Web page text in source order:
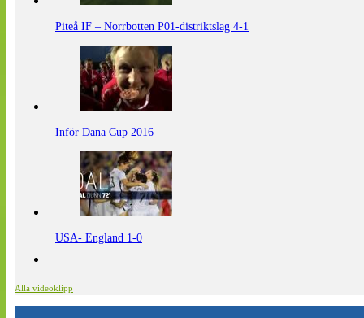
Piteå IF – Norrbotten P01-distriktslag 4-1
Inför Dana Cup 2016
USA- England 1-0
Alla videoklipp